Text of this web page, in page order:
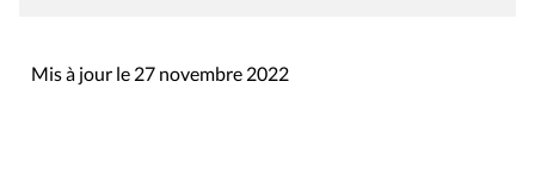
Mis à jour le 27 novembre 2022